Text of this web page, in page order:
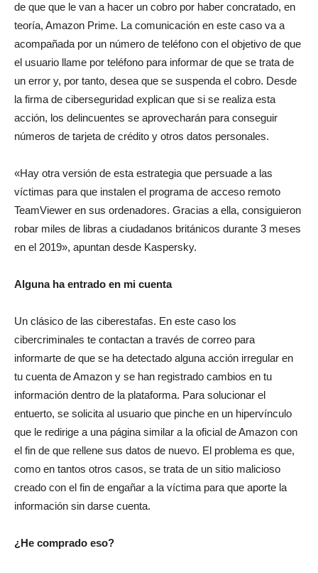
de que que le van a hacer un cobro por haber concratado, en
teoría, Amazon Prime. La comunicación en este caso va a
acompañada por un número de teléfono con el objetivo de que
el usuario llame por teléfono para informar de que se trata de
un error y, por tanto, desea que se suspenda el cobro. Desde
la firma de ciberseguridad explican que si se realiza esta
acción, los delincuentes se aprovecharán para conseguir
números de tarjeta de crédito y otros datos personales.
«Hay otra versión de esta estrategia que persuade a las
víctimas para que instalen el programa de acceso remoto
TeamViewer en sus ordenadores. Gracias a ella, consiguieron
robar miles de libras a ciudadanos británicos durante 3 meses
en el 2019», apuntan desde Kaspersky.
Alguna ha entrado en mi cuenta
Un clásico de las ciberestafas. En este caso los
cibercriminales te contactan a través de correo para
informarte de que se ha detectado alguna acción irregular en
tu cuenta de Amazon y se han registrado cambios en tu
información dentro de la plataforma. Para solucionar el
entuerto, se solicita al usuario que pinche en un hipervínculo
que le redirige a una página similar a la oficial de Amazon con
el fin de que rellene sus datos de nuevo. El problema es que,
como en tantos otros casos, se trata de un sitio malicioso
creado con el fin de engañar a la víctima para que aporte la
información sin darse cuenta.
¿He comprado eso?